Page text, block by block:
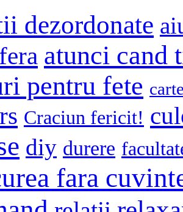
dezordonate
atunci cand
pentru fete
Craciun fericit!
diy durere
fara